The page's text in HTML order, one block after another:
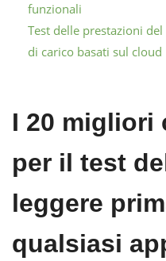
funzionali
Test delle prestazioni
di carico basati sul cloud
I 20 migliori
per il test
leggere
qualsiasi